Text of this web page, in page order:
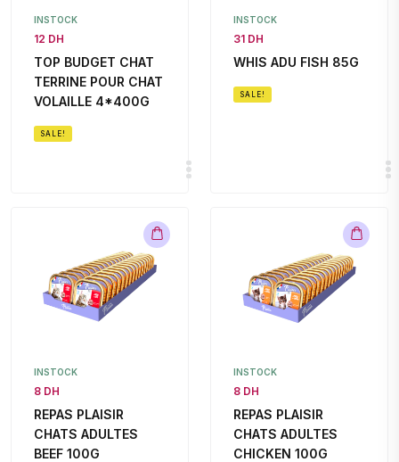
INSTOCK
12 DH
TOP BUDGET CHAT
TERRINE POUR CHAT
VOLAILLE 4*400G
SALE!
INSTOCK
31 DH
WHIS ADU FISH 85G
SALE!
INSTOCK
8 DH
REPAS PLAISIR
CHATS ADULTES
BEEF 100G
INSTOCK
8 DH
REPAS PLAISIR
CHATS ADULTES
CHICKEN 100G